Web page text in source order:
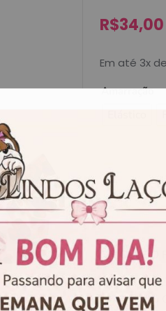
R$34,00
Em até 3x de
Amarração
CALCULE O